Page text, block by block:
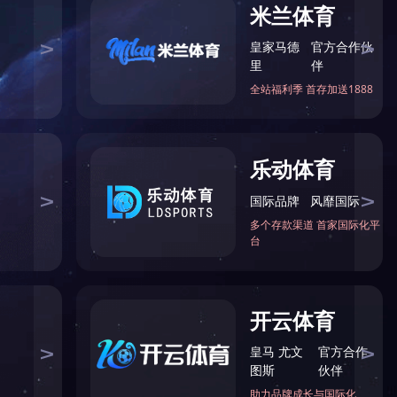
主页> 站内搜索